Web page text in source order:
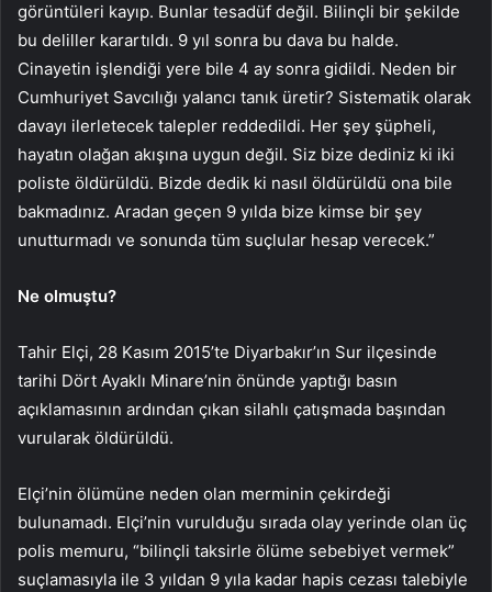
görüntüleri kayıp. Bunlar tesadüf değil. Bilinçli bir şekilde
bu deliller karartıldı. 9 yıl sonra bu dava bu halde.
Cinayetin işlendiği yere bile 4 ay sonra gidildi. Neden bir
Cumhuriyet Savcılığı yalancı tanık üretir? Sistematik olarak
davayı ilerletecek talepler reddedildi. Her şey şüpheli,
hayatın olağan akışına uygun değil. Siz bize dediniz ki iki
poliste öldürüldü. Bizde dedik ki nasıl öldürüldü ona bile
bakmadınız. Aradan geçen 9 yılda bize kimse bir şey
unutturmadı ve sonunda tüm suçlular hesap verecek.”
Ne olmuştu?
Tahir Elçi, 28 Kasım 2015’te Diyarbakır’ın Sur ilçesinde
tarihi Dört Ayaklı Minare’nin önünde yaptığı basın
açıklamasının ardından çıkan silahlı çatışmada başından
vurularak öldürüldü.
Elçi’nin ölümüne neden olan merminin çekirdeği
bulunamadı. Elçi’nin vurulduğu sırada olay yerinde olan üç
polis memuru, “bilinçli taksirle ölüme sebebiyet vermek”
suçlamasıyla ile 3 yıldan 9 yıla kadar hapis cezası talebiyle